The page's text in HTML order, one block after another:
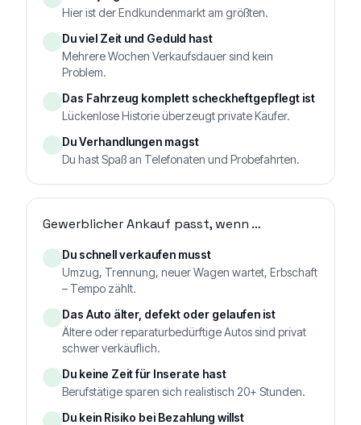
Hier ist der Endkundenmarkt am größten.
Du viel Zeit und Geduld hast
Mehrere Wochen Verkaufsdauer sind kein
Problem.
Das Fahrzeug komplett scheckheftgepflegt ist
Lückenlose Historie überzeugt private Käufer.
Du Verhandlungen magst
Du hast Spaß an Telefonaten und Probefahrten.
Gewerblicher Ankauf passt, wenn …
Du schnell verkaufen musst
Umzug, Trennung, neuer Wagen wartet, Erbschaft
– Tempo zählt.
Das Auto älter, defekt oder gelaufen ist
Ältere oder reparaturbedürftige Autos sind privat
schwer verkäuflich.
Du keine Zeit für Inserate hast
Berufstätige sparen sich realistisch 20+ Stunden.
Du kein Risiko bei Bezahlung willst